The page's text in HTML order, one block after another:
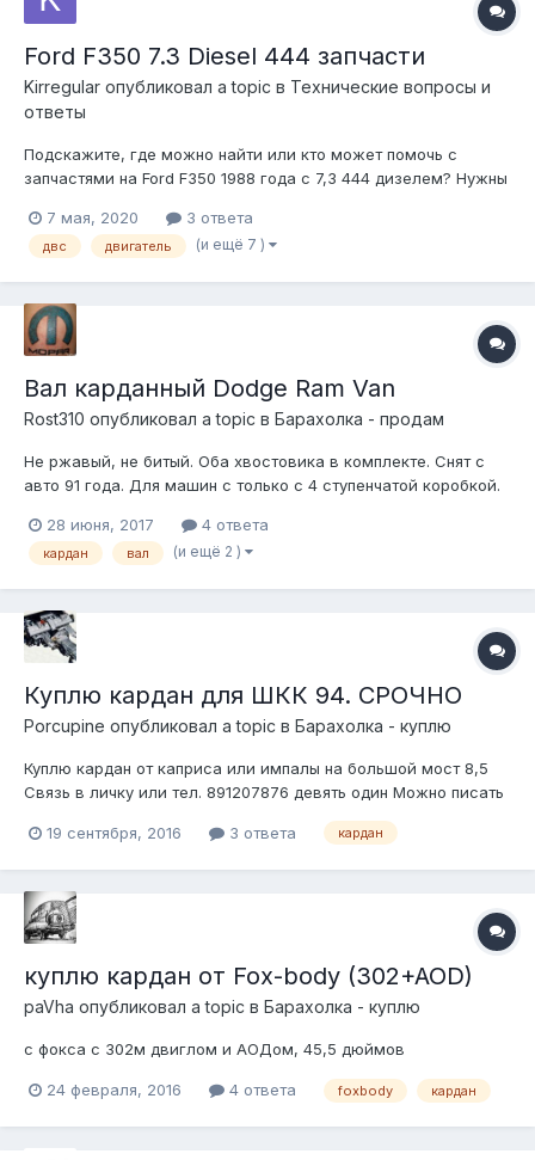
Ford F350 7.3 Diesel 444 запчасти
Kirregular опубликовал a topic в Технические вопросы и
ответы
Подскажите, где можно найти или кто может помочь с
запчастями на Ford F350 1988 года с 7,3 444 дизелем? Нужны
7 мая, 2020
3 ответа
двс двигатель (и ещё 7 )
Вал карданный Dodge Ram Van
Rost310 опубликовал a topic в Барахолка - продам
Не ржавый, не битый. Оба хвостовика в комплекте. Снят с
авто 91 года. Для машин с только с 4 ступенчатой коробкой.
28 июня, 2017
4 ответа
кардан вал (и ещё 2 )
Куплю кардан для ШКК 94. СРОЧНО
Porcupine опубликовал a topic в Барахолка - куплю
Куплю кардан от каприса или импалы на большой мост 8,5
Связь в личку или тел. 891207876 девять один Можно писать
в Вайбер. Нужно будет отправить в г.Тюмень
19 сентября, 2016
3 ответа кардан
куплю кардан от Fox-body (302+AOD)
paVha опубликовал a topic в Барахолка - куплю
с фокса с 302м двиглом и АОДом, 45,5 дюймов
24 февраля, 2016 4 ответа foxbody кардан